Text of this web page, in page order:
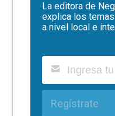
La editora de
explica los
a nivel local e
Regístrate